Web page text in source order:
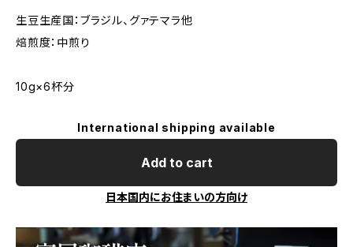
生豆生産国：ブラジル、グァテマラ他
焙煎度：中煎り
10g×6杯分
International shipping available
Add to cart
日本国内にお住まいの方向け